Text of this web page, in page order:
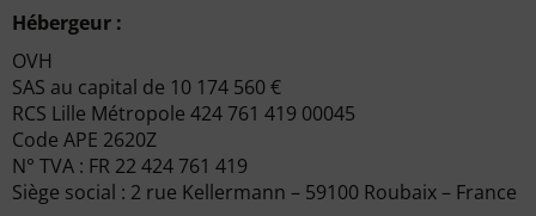
Hébergeur :
OVH
SAS au capital de 10 174 560 €
RCS Lille Métropole 424 761 419 00045
Code APE 2620Z
N° TVA : FR 22 424 761 419
Siège social : 2 rue Kellermann – 59100 Roubaix – France